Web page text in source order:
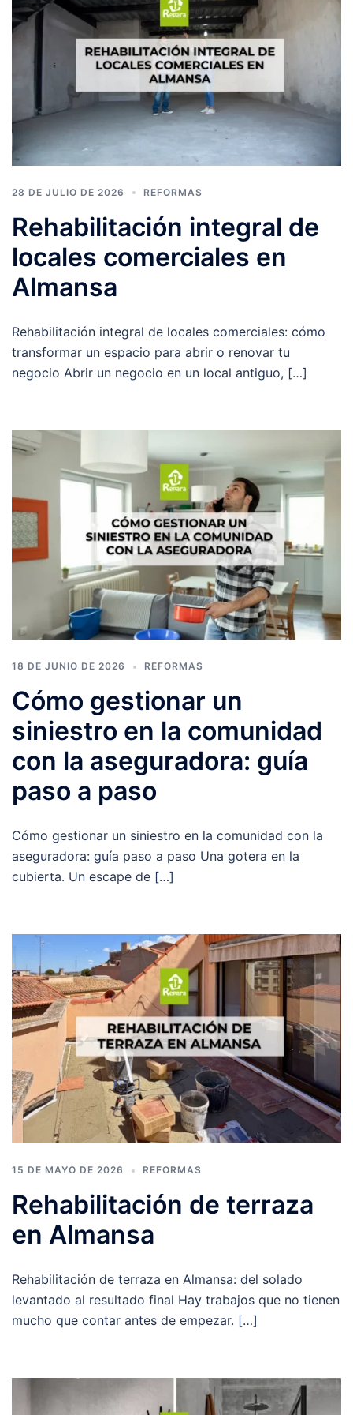
28 DE JULIO DE 2026 REFORMAS
Rehabilitación integral de
locales comerciales en
Almansa
Rehabilitación integral de locales comerciales: cómo
transformar un espacio para abrir o renovar tu
negocio Abrir un negocio en un local antiguo, […]
18 DE JUNIO DE 2026 REFORMAS
Cómo gestionar un
siniestro en la comunidad
con la aseguradora: guía
paso a paso
Cómo gestionar un siniestro en la comunidad con la
aseguradora: guía paso a paso Una gotera en la
cubierta. Un escape de […]
15 DE MAYO DE 2026 REFORMAS
Rehabilitación de terraza
en Almansa
Rehabilitación de terraza en Almansa: del solado
levantado al resultado final Hay trabajos que no tienen
mucho que contar antes de empezar. […]